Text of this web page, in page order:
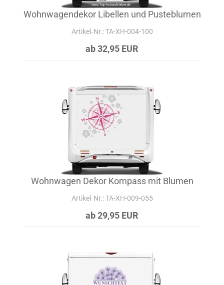
Wohnwagendekor Libellen und Pusteblumen
Artikel‑Nr.: TA-XH-004-100
ab 32,95 EUR
Wohnwagen Dekor Kompass mit Blumen
Artikel‑Nr.: TA-XH-009-055
ab 29,95 EUR